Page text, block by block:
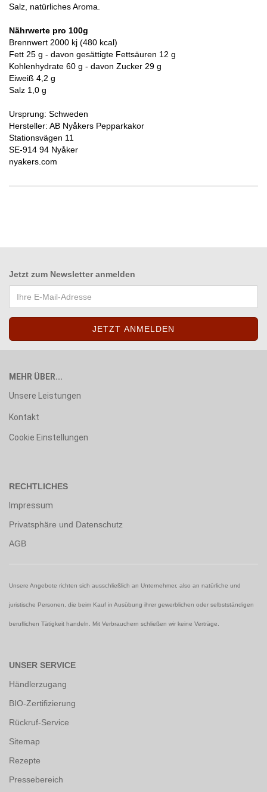
Salz, natürliches Aroma.
Nährwerte pro 100g
Brennwert 2000 kj (480 kcal)
Fett 25 g - davon gesättigte Fettsäuren 12 g
Kohlenhydrate 60 g - davon Zucker 29 g
Eiweiß 4,2 g
Salz 1,0 g
Ursprung: Schweden
Hersteller: AB Nyåkers Pepparkakor
Stationsvägen 11
SE-914 94 Nyåker
nyakers.com
Jetzt zum Newsletter anmelden
MEHR ÜBER...
Unsere Leistungen
Kontakt
Cookie Einstellungen
RECHTLICHES
Impressum
Privatsphäre und Datenschutz
AGB
Unsere Angebote richten sich ausschließlich an Unternehmer, also an natürliche und
juristische Personen, die beim Kauf in Ausübung ihrer gewerblichen oder selbstständigen
beruflichen Tätigkeit handeln. Mit Verbrauchern schließen wir keine Verträge.
UNSER SERVICE
Händlerzugang
BIO-Zertifizierung
Rückruf-Service
Sitemap
Rezepte
Pressebereich